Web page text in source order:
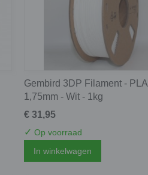
Gembird 3DP Filament - PLA
1,75mm - Wit - 1kg
€ 31,95
✓ Op voorraad
In winkelwagen